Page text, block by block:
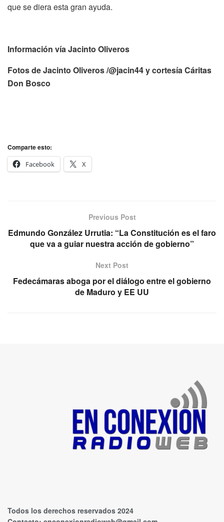
que se diera esta gran ayuda.
Información vía Jacinto Oliveros
Fotos de Jacinto Oliveros /@jacin44 y cortesía Cáritas
Don Bosco
Comparte esto:
Facebook
X
Previous Post
Edmundo González Urrutia: “La Constitución es el faro
que va a guiar nuestra acción de gobierno”
Next Post
Fedecámaras aboga por el diálogo entre el gobierno
de Maduro y EE UU
Todos los derechos reservados 2024